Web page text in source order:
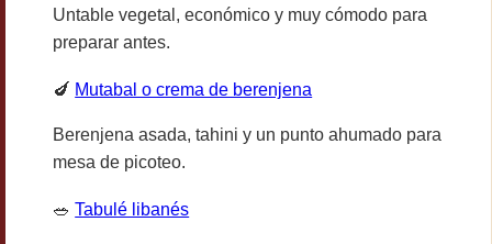
Untable vegetal, económico y muy cómodo para
preparar antes.
🍆 Mutabal o crema de berenjena
Berenjena asada, tahini y un punto ahumado para
mesa de picoteo.
🥗Tabulé libanés